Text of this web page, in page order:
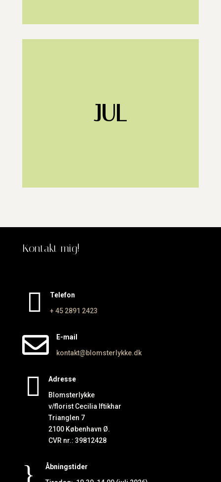
JUL
Kontakt mig!

Telefon
+ 45 2891 2423

E-mail
kontakt@blomsterlykke.dk

Adresse
Blomsterlykke
v/florist Cecilia Iftikhar
Trianglen 7
2100 København Ø.
CVR nr.: 39812428
}
Åbningstider